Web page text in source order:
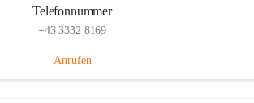
Telefonnummer
+43 3332 8169
Anrufen